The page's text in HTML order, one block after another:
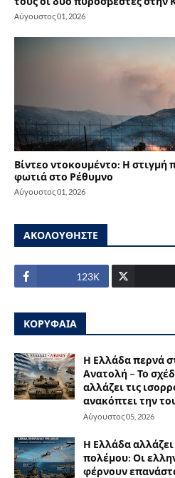
Αύγουστος 01, 2026
Βίντεο ντοκουμέντο: Η στιγμή
φωτιά στο Ρέθυμνο
Αύγουστος 01, 2026
ΑΚΟΛΟΥΘΗΣΤΕ
123Κ
ΚΟΡΥΦΑΙΑ
Η Ελλάδα περνά
Ανατολή – Το
αλλάζει τις
ανακόπτει την
Αύγουστος 05, 2026
Η Ελλάδα
πολέμου: Οι
φέρνουν